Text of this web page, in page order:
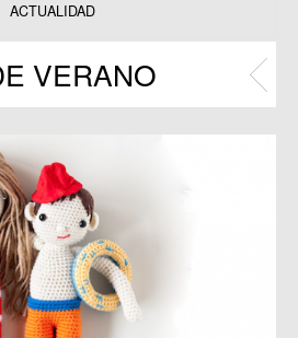
Programas
ACTUALIDAD
VERANO